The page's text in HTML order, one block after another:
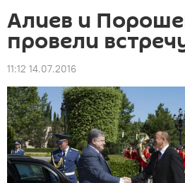
Алиев и
провели
11:12 14.07.2016